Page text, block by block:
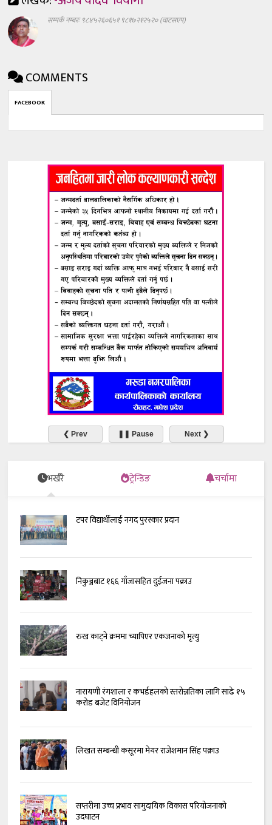
सम्पर्क नम्बरः ९८४५२६०६५१ ९८१७२१२५२० (वाटसएप)
COMMENTS
FACEBOOK
❮ Prev ❚❚ Pause Next ❯
भर्खरै ट्रेन्डिङ चर्चामा
टपर विद्यार्थीलाई नगद पुरस्कार प्रदान
निकुञ्जबाट १६६ गाँजासहित दुईजना पक्राउ
रुख काट्ने क्रममा च्यापिएर एकजनाको मृत्यु
नारायणी रंगशाला र कभर्डहलको स्तरोन्नतिका लागि साढे १५
करोड बजेट विनियोजन
लिखत सम्बन्धी कसूरमा मेयर राजेशमान सिंह पक्राउ
सप्तरीमा उच्च प्रभाव सामुदायिक विकास परियोजनाको
उदघाटन